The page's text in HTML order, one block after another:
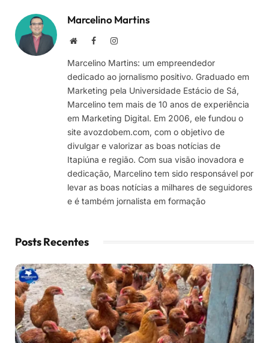
Marcelino Martins
Site FacebookInstagram
Marcelino Martins: um empreendedor
dedicado ao jornalismo positivo. Graduado em
Marketing pela Universidade Estácio de Sá,
Marcelino tem mais de 10 anos de experiência
em Marketing Digital. Em 2006, ele fundou o
site avozdobem.com, com o objetivo de
divulgar e valorizar as boas notícias de
Itapiúna e região. Com sua visão inovadora e
dedicação, Marcelino tem sido responsável por
levar as boas notícias a milhares de seguidores
e é também jornalista em formação
Posts Recentes